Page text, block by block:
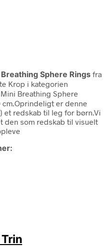
Sphere Rings fra
Krop i kategorien
Breathing Sphere
cm.Oprindeligt er denne
et redskab til leg for børn.Vi
den som redskab til visuelt